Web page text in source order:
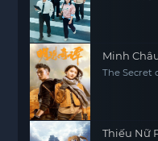
Minh
The Secret
Thiếu Nữ